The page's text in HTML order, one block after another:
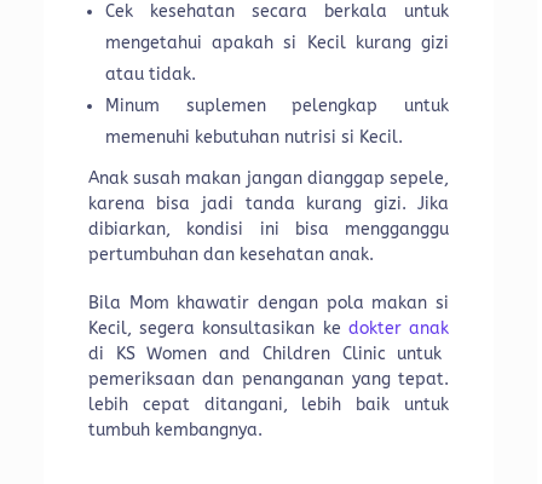
Cek kesehatan secara berkala untuk
mengetahui apakah si Kecil kurang gizi
atau tidak.
Minum suplemen pelengkap untuk
memenuhi kebutuhan nutrisi si Kecil.
Anak susah makan jangan dianggap sepele,
karena bisa jadi tanda kurang gizi. Jika
dibiarkan, kondisi ini bisa mengganggu
pertumbuhan dan kesehatan anak.
Bila Mom khawatir dengan pola makan si
Kecil, segera konsultasikan ke dokter anak
di KS Women and Children Clinic untuk
pemeriksaan dan penanganan yang tepat.
lebih cepat ditangani, lebih baik untuk
tumbuh kembangnya.